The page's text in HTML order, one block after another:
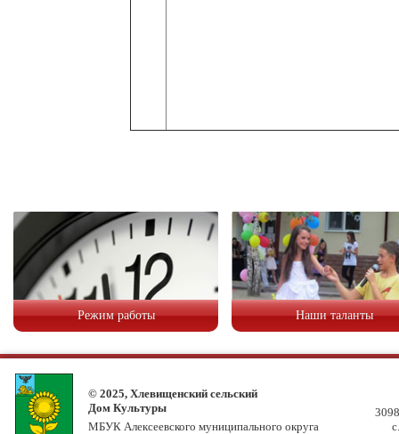
Режим работы Наши таланты
© 2025, Хлевищенский сельский
Дом Культуры
МБУК Алексеевского муниципального округа